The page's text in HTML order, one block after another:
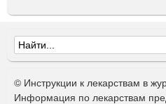
Ф
о
р
© Инструкции к лекарствам в
Информация по лекарствам